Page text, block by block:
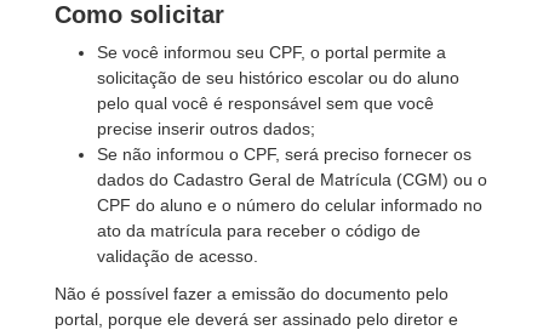
Como solicitar
Se você informou seu CPF, o portal permite a
solicitação de seu histórico escolar ou do aluno
pelo qual você é responsável sem que você
precise inserir outros dados;
Se não informou o CPF, será preciso fornecer os
dados do Cadastro Geral de Matrícula (CGM) ou o
CPF do aluno e o número do celular informado no
ato da matrícula para receber o código de
validação de acesso.
Não é possível fazer a emissão do documento pelo
portal, porque ele deverá ser assinado pelo diretor e